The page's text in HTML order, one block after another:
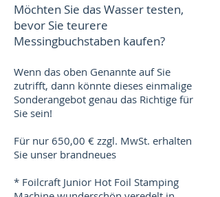
Möchten Sie das Wasser testen,
bevor Sie teurere
Messingbuchstaben kaufen?
Wenn das oben Genannte auf Sie
zutrifft, dann könnte dieses einmalige
Sonderangebot genau das Richtige für
Sie sein!
Für nur 650,00 € zzgl. MwSt. erhalten
Sie unser brandneues
* Foilcraft Junior Hot Foil Stamping